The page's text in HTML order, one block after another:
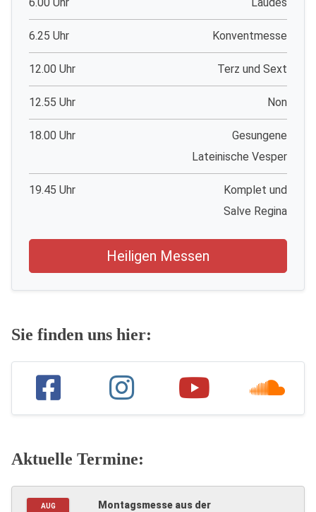
6.00 Uhr Laudes
6.25 Uhr Konventmesse
12.00 Uhr Terz und Sext
12.55 Uhr Non
18.00 Uhr
Gesungene
Lateinische Vesper
19.45 Uhr
Komplet und
Salve Regina
Heiligen Messen
Sie finden uns hier:
Aktuelle Termine:
AUG
Montagsmesse aus der